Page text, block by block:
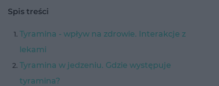
Spis treści
Tyramina - wpływ na zdrowie. Interakcje z
lekami
Tyramina w jedzeniu. Gdzie występuje
tyramina?